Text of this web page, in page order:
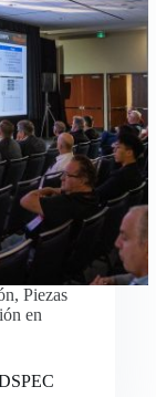
, Piezas
en